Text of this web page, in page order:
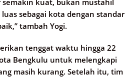
kuat, bukan mustahil
sebagai kota dengan standar
tambah Yogi.
tenggat waktu hingga 22
Bengkulu untuk melengkapi
masih kurang. Setelah itu, tim